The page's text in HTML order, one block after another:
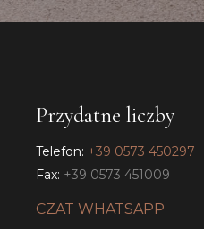
Przydatne liczby
Telefon: +39 0573 450297
Fax: +39 0573 451009
CZAT WHATSAPP